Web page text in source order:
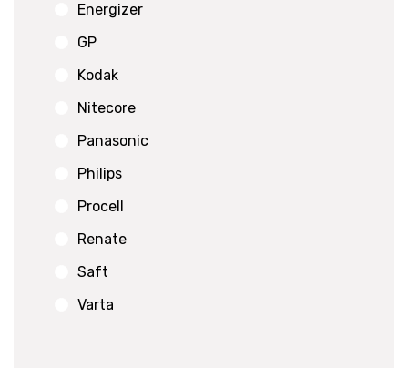
Energizer
GP
Kodak
Nitecore
Panasonic
Philips
Procell
Renate
Saft
Varta